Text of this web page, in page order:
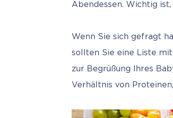
Abendessen. Wichtig ist,
Wenn Sie sich gefragt
sollten Sie eine Liste
zur Begrüßung Ihres
Verhältnis von